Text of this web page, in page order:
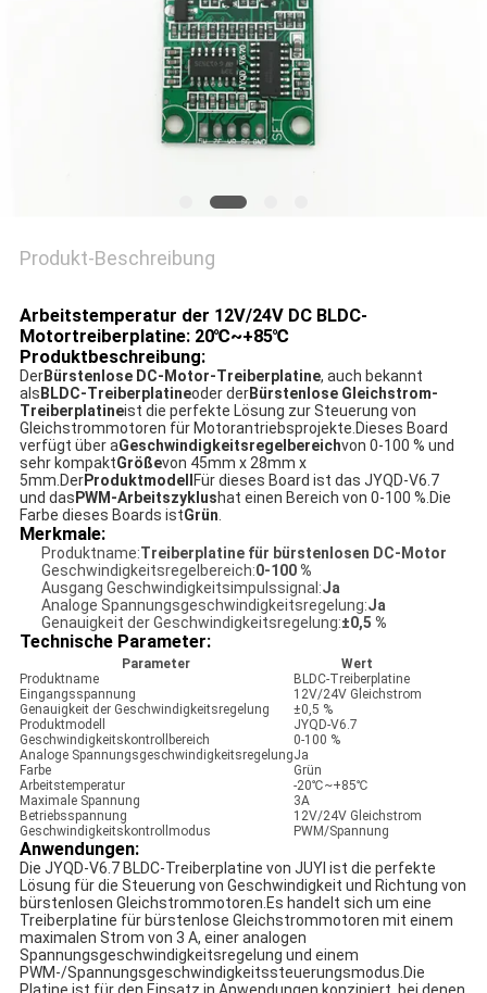
DATENSCHUTZRICHTLINIE
Produkt-Beschreibung
Arbeitstemperatur der 12V/24V DC BLDC-
Motortreiberplatine: 20℃~+85℃
Produktbeschreibung:
DerBürstenlose DC-Motor-Treiberplatine, auch bekannt
als BLDC-Treiberplatineoder derBürstenlose Gleichstrom-
Treiberplatineist die perfekte Lösung zur Steuerung von
Gleichstrommotoren für Motorantriebsprojekte.Dieses Board
verfügt über aGeschwindigkeitsregelbereichvon 0-100 % und
sehr kompaktGrößevon 45mm x 28mm x
5mm.DerProduktmodell
Für dieses Board ist das JYQD-V6.7
und das PWM-Arbeitszyklushat einen Bereich von 0-100 %.Die
Farbe dieses Boards istGrün.
Merkmale:
Produktname:Treiberplatine für bürstenlosen DC-Motor
Geschwindigkeitsregelbereich:0-100 %
Ausgang Geschwindigkeitsimpulssignal:Ja
Analoge Spannungsgeschwindigkeitsregelung:Ja
Genauigkeit der Geschwindigkeitsregelung:±0,5 %
Technische Parameter:
Parameter
Wert
Produktname
BLDC-Treiberplatine
Eingangsspannung
12V/24V Gleichstrom
Genauigkeit der Geschwindigkeitsregelung
±0,5 %
Produktmodell
JYQD-V6.7
Geschwindigkeitskontrollbereich
0-100 %
Analoge SpannungsgeschwindigkeitsregelungJa
Farbe
Grün
Arbeitstemperatur
-20℃~+85℃
Maximale Spannung
3A
Betriebsspannung
12V/24V Gleichstrom
Geschwindigkeitskontrollmodus
PWM/Spannung
Anwendungen:
Die JYQD-V6.7 BLDC-Treiberplatine von JUYI ist die perfekte
Lösung für die Steuerung von Geschwindigkeit und Richtung von
bürstenlosen Gleichstrommotoren.Es handelt sich um eine
Treiberplatine für bürstenlose Gleichstrommotoren mit einem
maximalen Strom von 3 A, einer analogen
Spannungsgeschwindigkeitsregelung und einem
PWM-/Spannungsgeschwindigkeitssteuerungsmodus.Die